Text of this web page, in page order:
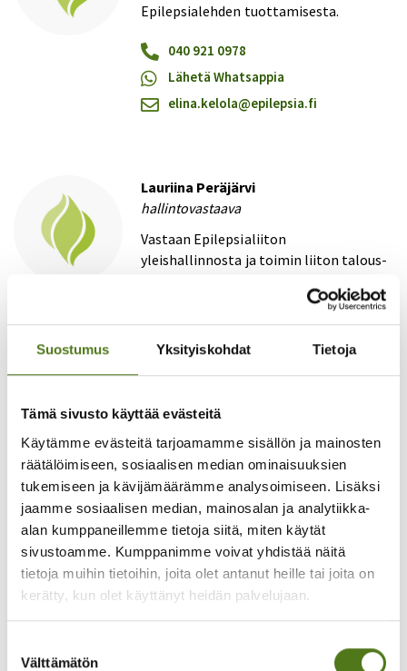
Suostumus Yksityiskohdat Tietoja
Tämä sivusto käyttää evästeitä
Käytämme evästeitä tarjoamamme sisällön ja mainosten
räätälöimiseen, sosiaalisen median ominaisuuksien
tukemiseen ja kävijämäärämme analysoimiseen. Lisäksi
jaamme sosiaalisen median, mainosalan ja analytiikka-
alan kumppaneillemme tietoja siitä, miten käytät
sivustoamme. Kumppanimme voivat yhdistää näitä
tietoja muihin tietoihin, joita olet antanut heille tai joita on
kerätty, kun olet käyttänyt heidän palvelujaan.
valinta
Välttämätön
Epilepsialehden tuottamisesta.
040 921 0978
Lähetä Whatsappia
elina.kelola@​epilepsia.fi
Lauriina Peräjärvi
hallintovastaava
Vastaan Epilepsialiiton
yleishallinnosta ja toimin liiton talous-
050 365 1464
Lähetä Whatsappia
lauriina.perajarvi@​epilepsia.fi
Paula Sorjonen
erityisasiantuntija
Vastaan harvinaisiin ja vaikeisiin
epilepsioihin liittyvästä vertaistuki- ja
kurssitoiminnasta ja sen
kehittämisestä. Teen asiakkaiden
ohjausta ja neuvontaa.